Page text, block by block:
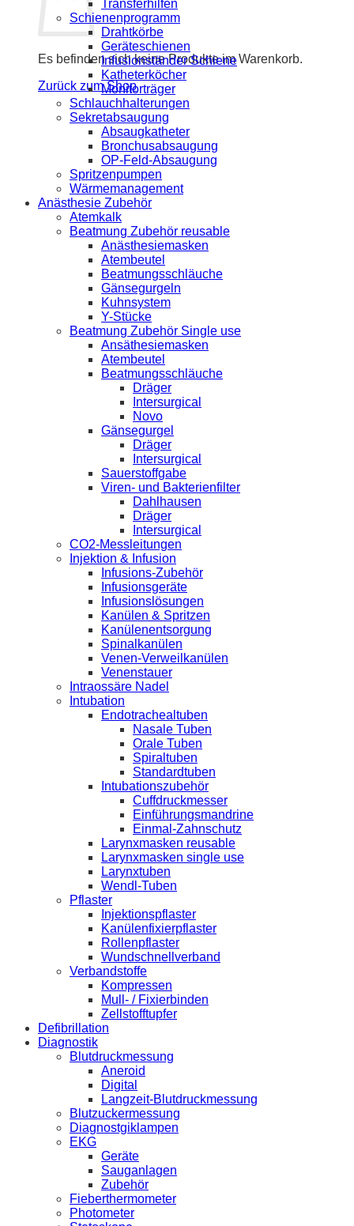
Es befinden sich keine Produkte im Warenkorb.
Zurück zum Shop
Transferhilfen
Schienenprogramm
Drahtkörbe
Geräteschienen
Infusionständer Schiene
Katheterköcher
Monitorträger
Schlauchhalterungen
Sekretabsaugung
Absaugkatheter
Bronchusabsaugung
OP-Feld-Absaugung
Spritzenpumpen
Wärmemanagement
Anästhesie Zubehör
Atemkalk
Beatmung Zubehör reusable
Anästhesiemasken
Atembeutel
Beatmungsschläuche
Gänsegurgeln
Kuhnsystem
Y-Stücke
Beatmung Zubehör Single use
Ansäthesiemasken
Atembeutel
Beatmungsschläuche
Dräger
Intersurgical
Novo
Gänsegurgel
Dräger
Intersurgical
Sauerstoffgabe
Viren- und Bakterienfilter
Dahlhausen
Dräger
Intersurgical
CO2-Messleitungen
Injektion & Infusion
Infusions-Zubehör
Infusionsgeräte
Infusionslösungen
Kanülen & Spritzen
Kanülenentsorgung
Spinalkanülen
Venen-Verweilkanülen
Venenstauer
Intraossäre Nadel
Intubation
Endotrachealtuben
Nasale Tuben
Orale Tuben
Spiraltuben
Standardtuben
Intubationszubehör
Cuffdruckmesser
Einführungsmandrine
Einmal-Zahnschutz
Larynxmasken reusable
Larynxmasken single use
Larynxtuben
Wendl-Tuben
Pflaster
Injektionspflaster
Kanülenfixierpflaster
Rollenpflaster
Wundschnellverband
Verbandstoffe
Kompressen
Mull- / Fixierbinden
Zellstofftupfer
Defibrillation
Diagnostik
Blutdruckmessung
Aneroid
Digital
Langzeit-Blutdruckmessung
Blutzuckermessung
Diagnostgiklampen
EKG
Geräte
Sauganlagen
Zubehör
Fieberthermometer
Photometer